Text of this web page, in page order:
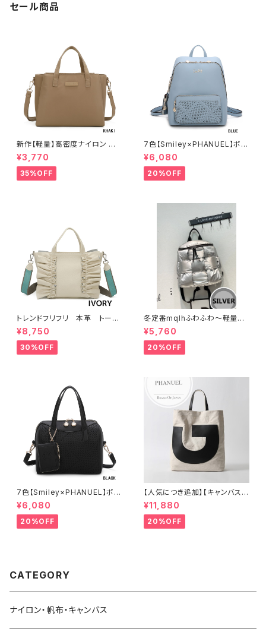
セール商品
新作【軽量】高密度ナイロン 撥
水加工 三層式 トート 肩がけ シ
ョルダー 2WAY 出勤 A6206-2
¥3,770
35%OFF
7色【Smiley×PHANUEL】ポー
チ付 リュックサック リュックレデ
ィース カジュアル おしゃれ 通学
旅行 A8937-1
¥6,080
20%OFF
トレンドフリフリ 本革 トート
バッグ キャンバスショルダー
コラボー
¥8,750
30%OFF
冬定番mqlhふわふわ～軽量＆
撥水ナイロン ダウンバッグ 2wa
y リュック 60319-082
¥5,760
20%OFF
7色【Smiley×PHANUEL】ポー
チ付き、ボストンハンドバッグ シ
ョルダーバッグ 2WAY A8937-
3
¥6,080
20%OFF
【人気につき追加】【キャンバス×
牛革】A4 2way 肩がけ ショル
ダー 縦長トートバッグ レディー
ス 888389
¥11,880
20%OFF
CATEGORY
ナイロン・帆布・キャンバス